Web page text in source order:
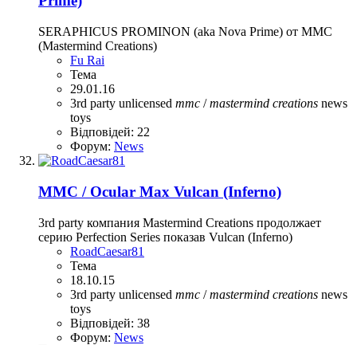
SERAPHICUS PROMINON (aka Nova Prime) от MMC
(Mastermind Creations)
Fu Rai
Тема
29.01.16
3rd party unlicensed mmc /mastermind creations news
toys
Відповідей: 22
Форум: News
MMC / Ocular Max Vulcan (Inferno)
3rd party компания Mastermind Creations продолжает
серию Perfection Series показав Vulcan (Inferno)
RoadCaesar81
Тема
18.10.15
3rd party unlicensed mmc /mastermind creations news
toys
Відповідей: 38
Форум: News